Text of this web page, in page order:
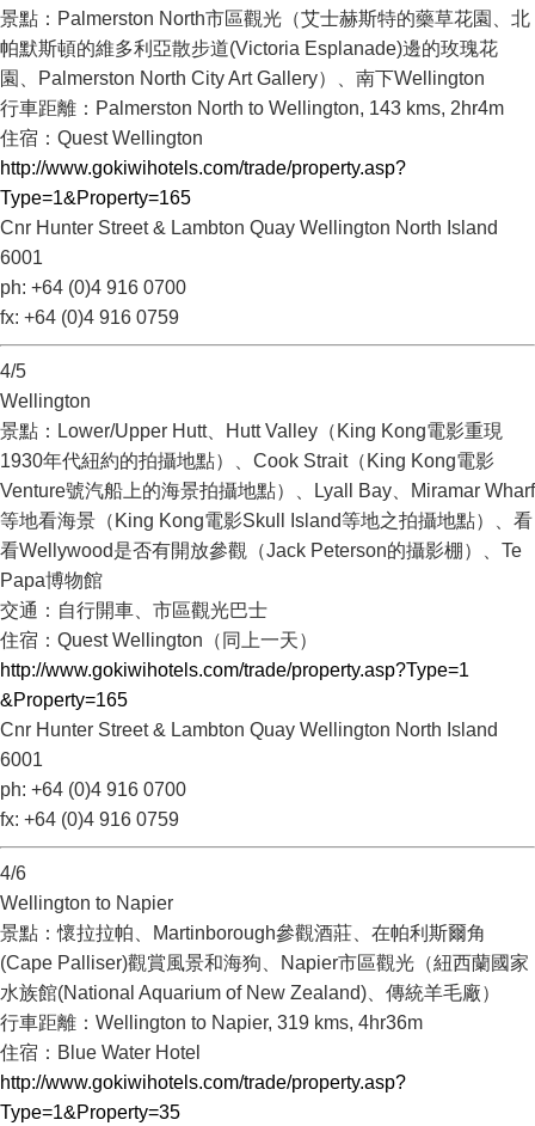
景點：Palmerston North市區觀光（艾士赫斯特的藥草花園、北
帕默斯頓的維多利亞散步道(Victoria Esplanade)邊的玫瑰花
園、Palmerston North City Art Gallery）、南下Wellington
行車距離：Palmerston North to Wellington, 143 kms, 2hr4m
住宿：Quest Wellington
http://www.gokiwihotels.com/trade/property.asp?
Type=1&Property=165
Cnr Hunter Street & Lambton Quay Wellington North Island
6001
ph: +64 (0)4 916 0700
fx: +64 (0)4 916 0759
4/5
Wellington
景點：Lower/Upper Hutt、Hutt Valley（King Kong電影重現
1930年代紐約的拍攝地點）、Cook Strait（King Kong電影
Venture號汽船上的海景拍攝地點）、Lyall Bay、Miramar Wharf
等地看海景（King Kong電影Skull Island等地之拍攝地點）、看
看Wellywood是否有開放參觀（Jack Peterson的攝影棚）、Te
Papa博物館
交通：自行開車、市區觀光巴士
住宿：Quest Wellington（同上一天）
http://www.gokiwihotels.com/trade/property.asp?Type=1
&Property=165
Cnr Hunter Street & Lambton Quay Wellington North Island
6001
ph: +64 (0)4 916 0700
fx: +64 (0)4 916 0759
4/6
Wellington to Napier
景點：懷拉拉帕、Martinborough參觀酒莊、在帕利斯爾角
(Cape Palliser)觀賞風景和海狗、Napier市區觀光（紐西蘭國家
水族館(National Aquarium of New Zealand)、傳統羊毛廠）
行車距離：Wellington to Napier, 319 kms, 4hr36m
住宿：Blue Water Hotel
http://www.gokiwihotels.com/trade/property.asp?
Type=1&Property=35